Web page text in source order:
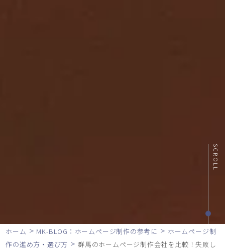
SCROLL
ホーム > MK-BLOG：ホームページ制作の参考に > ホームページ制
作の進め方・選び方 >群馬のホームページ制作会社を比較！失敗し